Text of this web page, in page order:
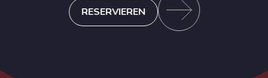
RESERVIEREN